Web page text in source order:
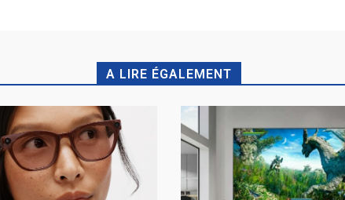
A LIRE ÉGALEMENT